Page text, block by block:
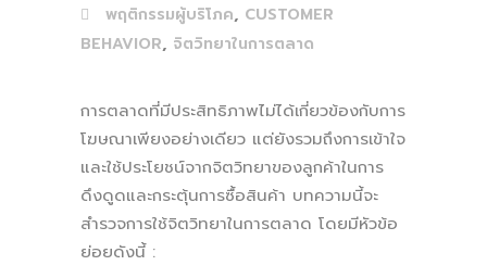
พฤติกรรมผู้บริโภค, CUSTOMER
BEHAVIOR, จิตวิทยาในการตลาด
การตลาดที่มีประสิทธิภาพไม่ได้เกี่ยวข้องกับการ
โฆษณาเพียงอย่างเดียว แต่ยังรวมถึงการเข้าใจ
และใช้ประโยชน์จากจิตวิทยาของลูกค้าในการ
ดึงดูดและกระตุ้นการซื้อสินค้า บทความนี้จะ
สำรวจการใช้จิตวิทยาในการตลาด โดยมีหัวข้อ
ย่อยดังนี้ :